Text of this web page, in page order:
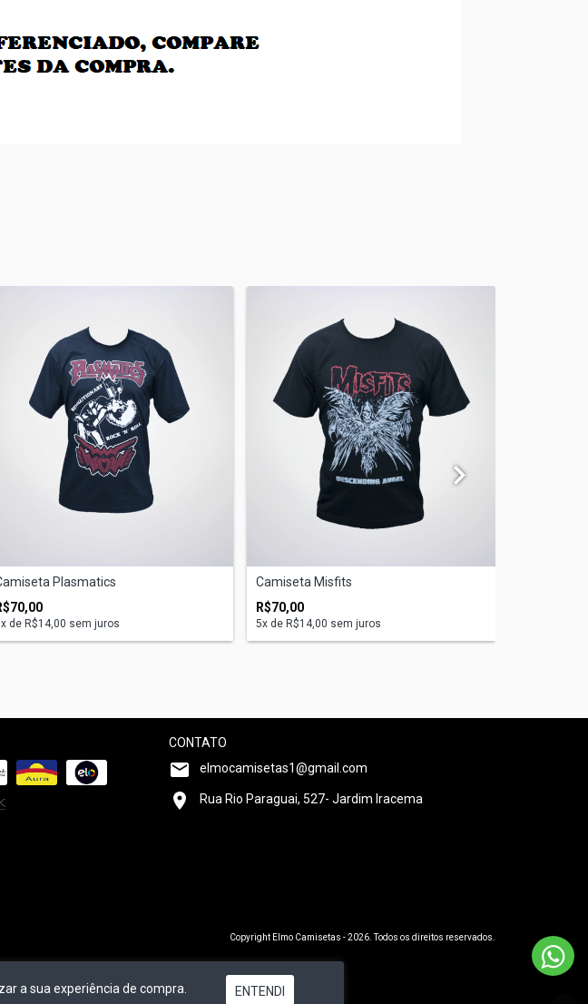
a sua experiência de compra. ENTENDI
Plasmatics
x de R$14,00 sem juros
Camiseta Misfits
R$70,00
5x deR$14,00 sem juros
CONTATO
elmocamisetas1@gmail.com
Rua Rio Paraguai, 527- Jardim Iracema
Copyright Elmo Camisetas - 2026. Todos os direitos reservados.